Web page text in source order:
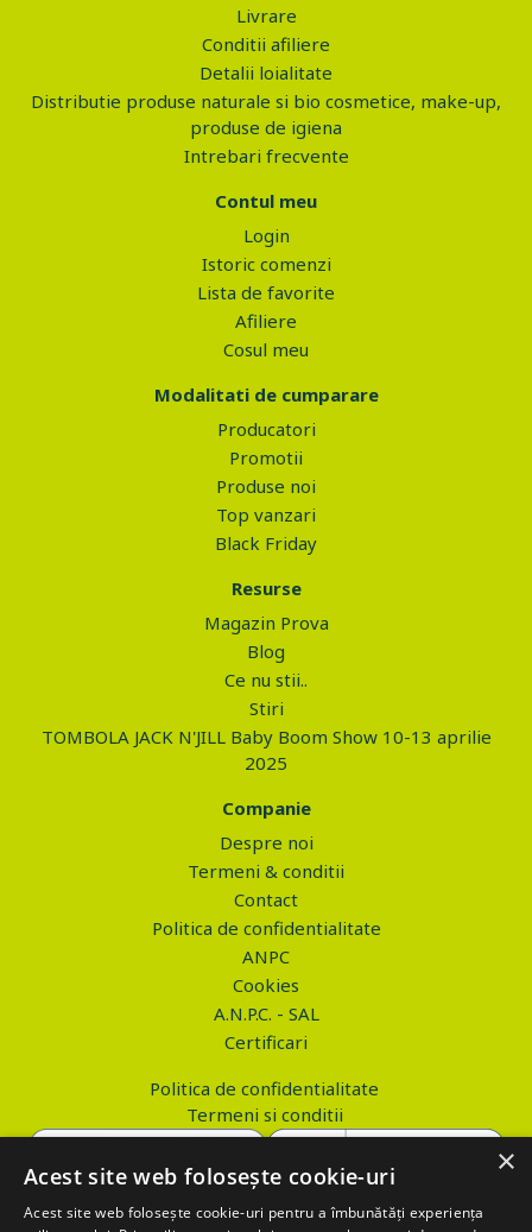
Livrare
Conditii afiliere
Detalii loialitate
Distributie produse naturale si bio cosmetice, make-up,
produse de igiena
Intrebari frecvente
Contul meu
Login
Istoric comenzi
Lista de favorite
Afiliere
Cosul meu
Modalitati de cumparare
Producatori
Promotii
Produse noi
Top vanzari
Black Friday
Resurse
Magazin Prova
Blog
Ce nu stii..
Stiri
TOMBOLA JACK N'JILL Baby Boom Show 10-13 aprilie
2025
Companie
Despre noi
Termeni & conditii
Contact
Politica de confidentialitate
ANPC
Cookies
A.N.P.C. - SAL
Certificari
Politica de confidentialitate
Termeni si conditii
Copyright © 2026 PROVA.ro
×
Acest site web folosește cookie-uri
Acest site web folosește cookie-uri pentru a îmbunătăți experiența